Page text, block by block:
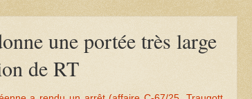
une portée très large
de RT